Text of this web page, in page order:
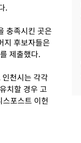
.
충족시킨 곳은
지 후보자들은
제출했다.
천시는 각각
치할 경우 고
포스트 이헌